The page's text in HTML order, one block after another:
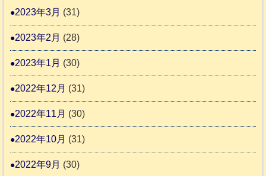
2023年3月 (31)
2023年2月 (28)
2023年1月 (30)
2022年12月 (31)
2022年11月 (30)
2022年10月 (31)
2022年9月 (30)